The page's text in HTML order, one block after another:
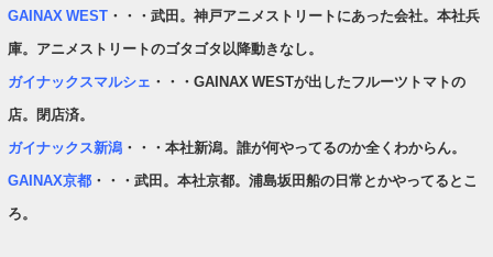
GAINAX WEST ・・・武田。神戸アニメストリートにあった会社。本社兵
庫。アニメストリートのゴタゴタ以降動きなし。
ガイナックスマルシェ ・・・GAINAX WESTが出したフルーツトマトの
店。閉店済。
ガイナックス新潟 ・・・本社新潟。誰が何やってるのか全くわからん。
GAINAX京都 ・・・武田。本社京都。浦島坂田船の日常とかやってるとこ
ろ。